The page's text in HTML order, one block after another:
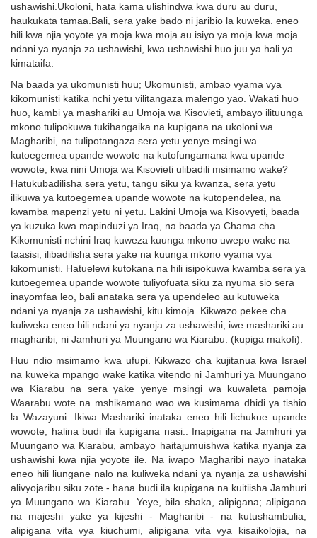
ushawishi.Ukoloni, hata kama ulishindwa kwa duru au duru,
haukukata tamaa.Bali, sera yake bado ni jaribio la kuweka. eneo
hili kwa njia yoyote ya moja kwa moja au isiyo ya moja kwa moja
ndani ya nyanja za ushawishi, kwa ushawishi huo juu ya hali ya
kimataifa.
Na baada ya ukomunisti huu; Ukomunisti, ambao vyama vya
kikomunisti katika nchi yetu vilitangaza malengo yao. Wakati huo
huo, kambi ya mashariki au Umoja wa Kisovieti, ambayo ilituunga
mkono tulipokuwa tukihangaika na kupigana na ukoloni wa
Magharibi, na tulipotangaza sera yetu yenye msingi wa
kutoegemea upande wowote na kutofungamana kwa upande
wowote, kwa nini Umoja wa Kisovieti ulibadili msimamo wake?
Hatukubadilisha sera yetu, tangu siku ya kwanza, sera yetu
ilikuwa ya kutoegemea upande wowote na kutopendelea, na
kwamba mapenzi yetu ni yetu. Lakini Umoja wa Kisovyeti, baada
ya kuzuka kwa mapinduzi ya Iraq, na baada ya Chama cha
Kikomunisti nchini Iraq kuweza kuunga mkono uwepo wake na
taasisi, ilibadilisha sera yake na kuunga mkono vyama vya
kikomunisti. Hatuelewi kutokana na hili isipokuwa kwamba sera ya
kutoegemea upande wowote tuliyofuata siku za nyuma sio sera
inayomfaa leo, bali anataka sera ya upendeleo au kutuweka
ndani ya nyanja za ushawishi, kitu kimoja. Kikwazo pekee cha
kuliweka eneo hili ndani ya nyanja za ushawishi, iwe mashariki au
magharibi, ni Jamhuri ya Muungano wa Kiarabu. (kupiga makofi).
Huu ndio msimamo kwa ufupi. Kikwazo cha kujitanua kwa Israel
na kuweka mpango wake katika vitendo ni Jamhuri ya Muungano
wa Kiarabu na sera yake yenye msingi wa kuwaleta pamoja
Waarabu wote na mshikamano wao wa kusimama dhidi ya tishio
la Wazayuni. Ikiwa Mashariki inataka eneo hili lichukue upande
wowote, halina budi ila kupigana nasi.. Inapigana na Jamhuri ya
Muungano wa Kiarabu, ambayo haitajumuishwa katika nyanja za
ushawishi kwa njia yoyote ile. Na iwapo Magharibi nayo inataka
eneo hili liungane nalo na kuliweka ndani ya nyanja za ushawishi
alivyojaribu siku zote - hana budi ila kupigana na kuitiisha Jamhuri
ya Muungano wa Kiarabu. Yeye, bila shaka, alipigana; alipigana
na majeshi yake ya kijeshi - Magharibi - na kutushambulia,
alipigana vita vya kiuchumi, alipigana vita vya kisaikolojia, na